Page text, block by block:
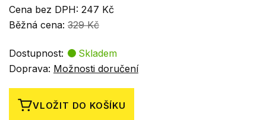
Cena bez DPH: 247 Kč
Běžná cena: 329 Kč
Dostupnost:
Skladem
Doprava: Možnosti doručení
VLOŽIT DO KOŠÍKU